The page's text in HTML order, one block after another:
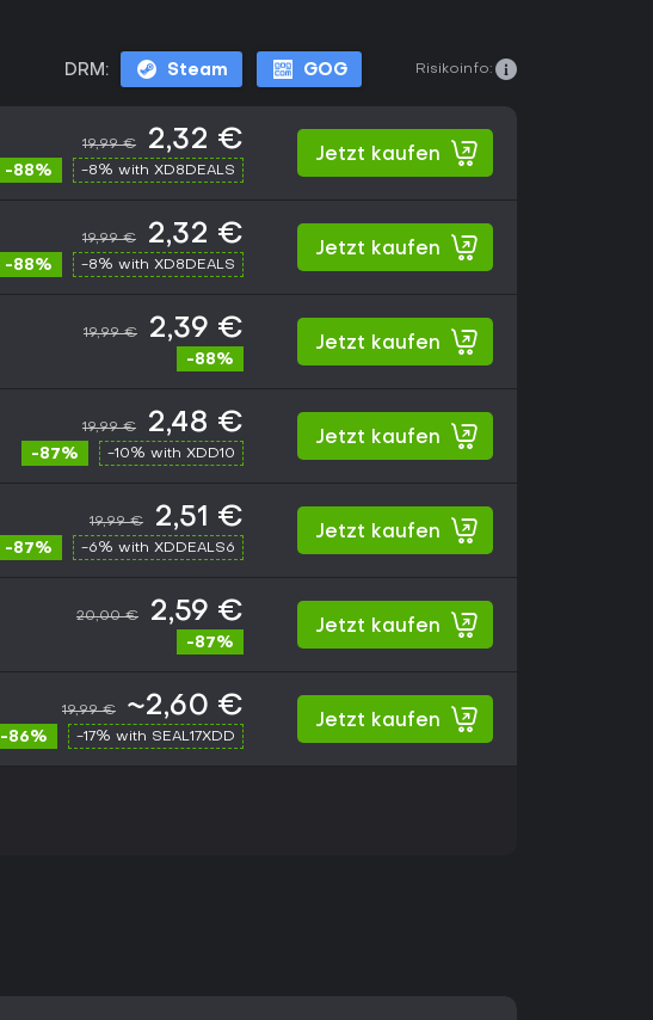
DRM: Steam GOG Risikoinfo:
19,99 € 2,32 €
-88% -8% with XD8DEALS
Jetzt kaufen
19,99 € 2,32 €
-88% -8% with XD8DEALS
Jetzt kaufen
19,99 € 2,39 €
-88%
Jetzt kaufen
19,99 € 2,48 €
-87% -10% with XDD10
Jetzt kaufen
19,99 € 2,51 €
-87% -6% with XDDEALS6
Jetzt kaufen
20,00 € 2,59 €
-87%
Jetzt kaufen
19,99 € ~2,60 €
-86% -17% with SEAL17XDD
Jetzt kaufen